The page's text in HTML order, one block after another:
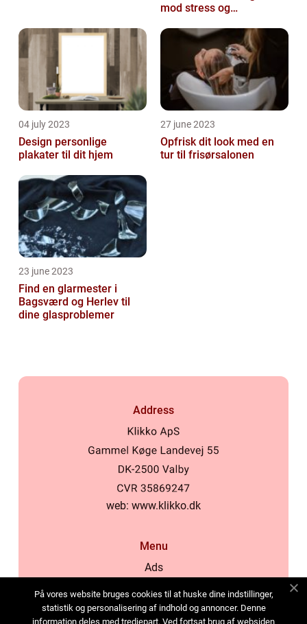
mod stress og
04 july 2023
Design personlige
plakater til dit hjem
27 june 2023
Opfrisk dit look med en
tur til frisørsalonen
23 june 2023
Find en glarmester i
Bagsværd og Herlev til
dine glasproblemer
Address
web: www.klikko.dk
Menu
Ads
Cookies
På vores website bruges cookies til at huske dine indstillinger,
statistik og personalisering af indhold og annoncer. Denne
information deles med tredjepart. Ved fortsat brug af websiden